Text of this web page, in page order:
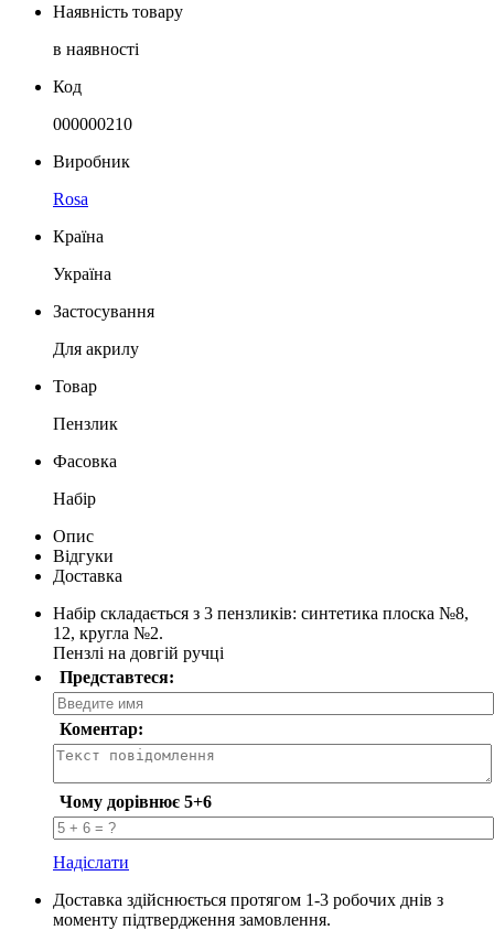
Наявність товару
в наявності
Код
000000210
Виробник
Rosa
Країна
Україна
Застосування
Для акрилу
Товар
Пензлик
Фасовка
Набір
Опис
Відгуки
Доставка
Набір складається з 3 пензликів: синтетика плоска №8,
12, кругла №2.
Пензлі на довгій ручці
Представтеся:
Коментар:
Чому дорівнює 5+6
Надіслати
Доставка здійснюється протягом 1-3 робочих днів з
моменту підтвердження замовлення.